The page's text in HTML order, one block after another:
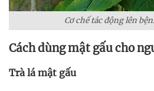
Cơ chế tác động lên
Cách dùng mật gấu cho
Trà lá mật gấu